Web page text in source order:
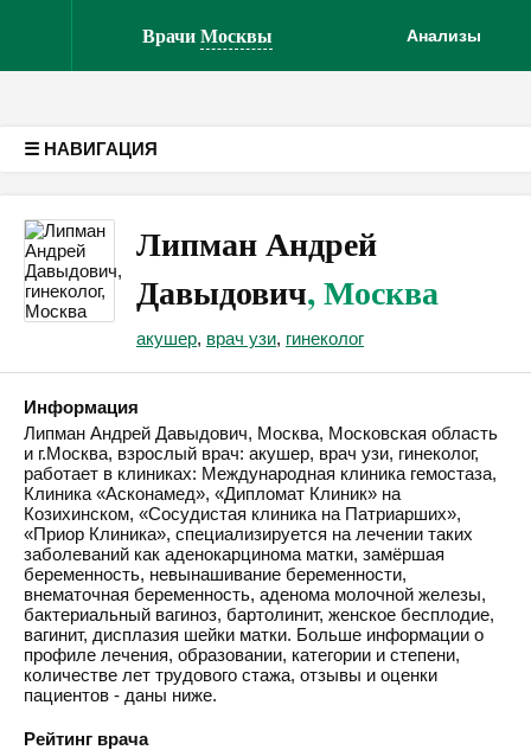
ВрачиМосквы Анализы
☰ НАВИГАЦИЯ
Липман Андрей
Давыдович, Москва
акушер, врач узи, гинеколог
Информация
Липман Андрей Давыдович, Москва, Московская область
и г.Москва, взрослый врач: акушер, врач узи, гинеколог,
работает в клиниках: Международная клиника гемостаза,
Клиника «Асконамед», «Дипломат Клиник» на
Козихинском, «Сосудистая клиника на Патриарших»,
«Приор Клиника», специализируется на лечении таких
заболеваний как аденокарцинома матки, замёршая
беременность, невынашивание беременности,
внематочная беременность, аденома молочной железы,
бактериальный вагиноз, бартолинит, женское бесплодие,
вагинит, дисплазия шейки матки. Больше информации о
профиле лечения, образовании, категории и степени,
количестве лет трудового стажа, отзывы и оценки
пациентов - даны ниже.
Рейтинг врача